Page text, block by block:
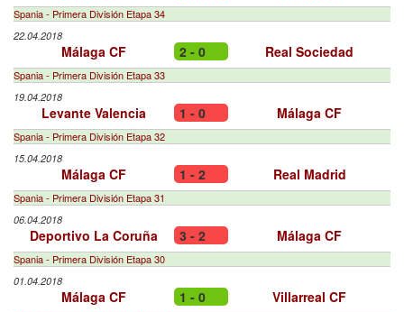
Spania - Primera División Etapa 34
22.04.2018
Málaga CF 2 - 0 Real Sociedad
Spania - Primera División Etapa 33
19.04.2018
Levante Valencia 1 - 0 Málaga CF
Spania - Primera División Etapa 32
15.04.2018
Málaga CF 1 - 2 Real Madrid
Spania - Primera División Etapa 31
06.04.2018
Deportivo La Coruña 3 - 2 Málaga CF
Spania - Primera División Etapa 30
01.04.2018
Málaga CF 1 - 0 Villarreal CF